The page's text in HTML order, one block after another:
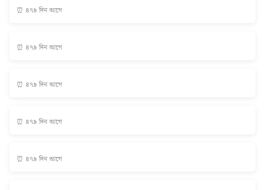
⏰ ৪৭৯ দিন আগে
⏰ ৪৭৯ দিন আগে
⏰ ৪৭৯ দিন আগে
⏰ ৪৭৯ দিন আগে
⏰ ৪৭৯ দিন আগে